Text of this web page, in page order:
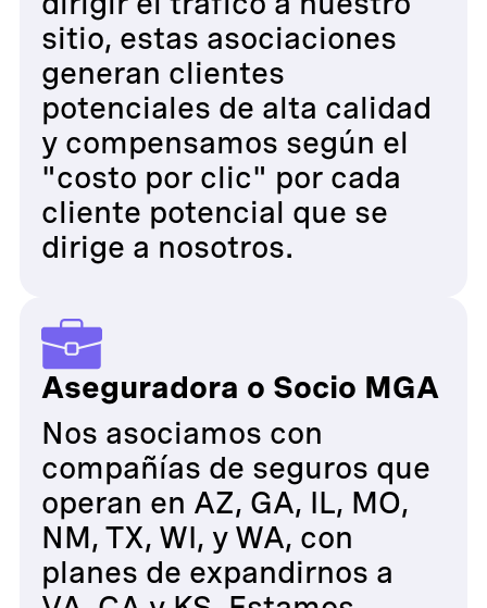
sitio, estas asociaciones
generan clientes
potenciales de alta calidad
y compensamos según el
"costo por clic" por cada
cliente potencial que se
dirige a nosotros.
Aseguradora o Socio MGA
Nos asociamos con
compañías de seguros que
operan en AZ, GA, IL, MO,
NM, TX, WI, y WA, con
planes de expandirnos a